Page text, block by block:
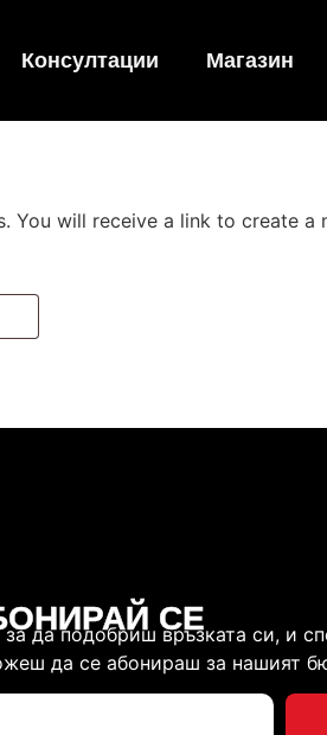
Консултации Магазин
You will receive a link to create a
СЕ
да подобриш връзката си, и
да се абонираш за нашият